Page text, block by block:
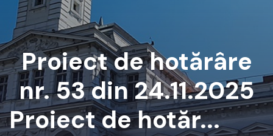
Proiect de hotărâre
nr. 53 din 24.11.2025
Proiect de hotăr...